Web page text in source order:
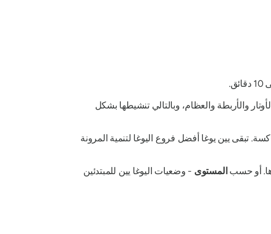
والأربطة والعظام، وبالتالي تنشيطها بشكل
تبقى يين يوغا أفضل فروع اليوغا لتنمية المرونة
أو حسبالمستوى - وضعيات اليوغا يين للمبتدئين